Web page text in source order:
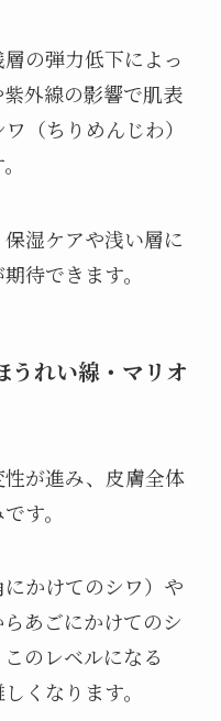
の弾力低下によっ
外線の影響で肌表
（ちりめんじわ）
湿ケアや浅い層に
待できます。
うれい線・マリオ
が進み、皮膚全体
す。
かけてのシワ）や
あごにかけてのシ
のレベルになる
くなります。